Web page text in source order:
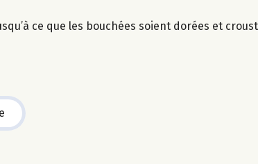
ce que les bouchées soient dorées et